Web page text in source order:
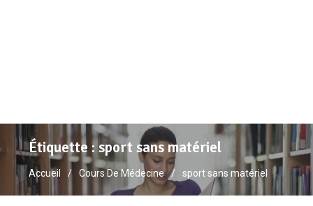
Étiquette :sport sans matériel
Accueil Cours De Médecine sport sans matériel